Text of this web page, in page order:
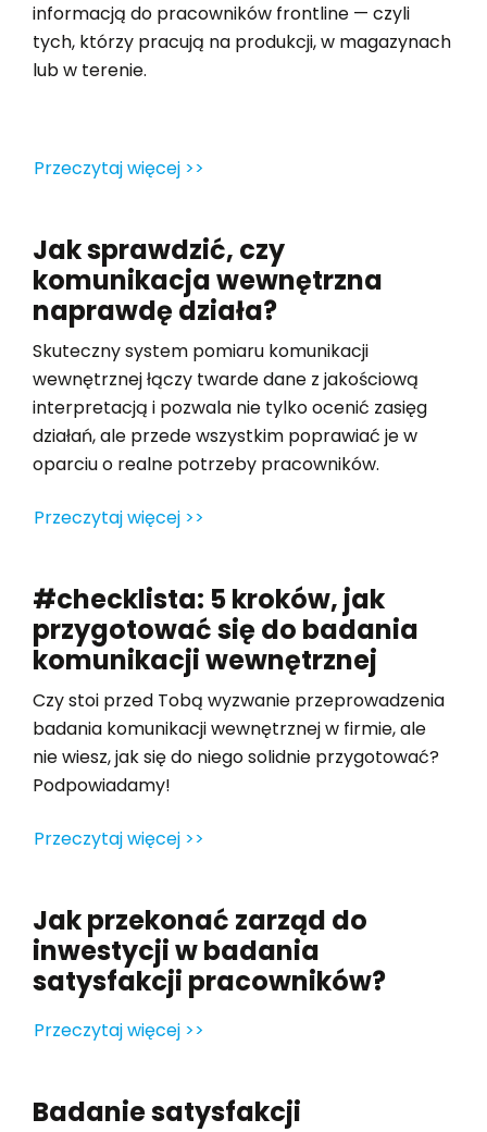
informacją do pracowników frontline — czyli
tych, którzy pracują na produkcji, w magazynach
lub w terenie.
Przeczytaj więcej >>
Jak sprawdzić, czy
komunikacja wewnętrzna
naprawdę działa?
Skuteczny system pomiaru komunikacji
wewnętrznej łączy twarde dane z jakościową
interpretacją i pozwala nie tylko ocenić zasięg
działań, ale przede wszystkim poprawiać je w
oparciu o realne potrzeby pracowników.
Przeczytaj więcej >>
#checklista: 5 kroków, jak
przygotować się do badania
komunikacji wewnętrznej
Czy stoi przed Tobą wyzwanie przeprowadzenia
badania komunikacji wewnętrznej w firmie, ale
nie wiesz, jak się do niego solidnie przygotować?
Podpowiadamy!
Przeczytaj więcej >>
Jak przekonać zarząd do
inwestycji w badania
satysfakcji pracowników?
Przeczytaj więcej >>
Badanie satysfakcji